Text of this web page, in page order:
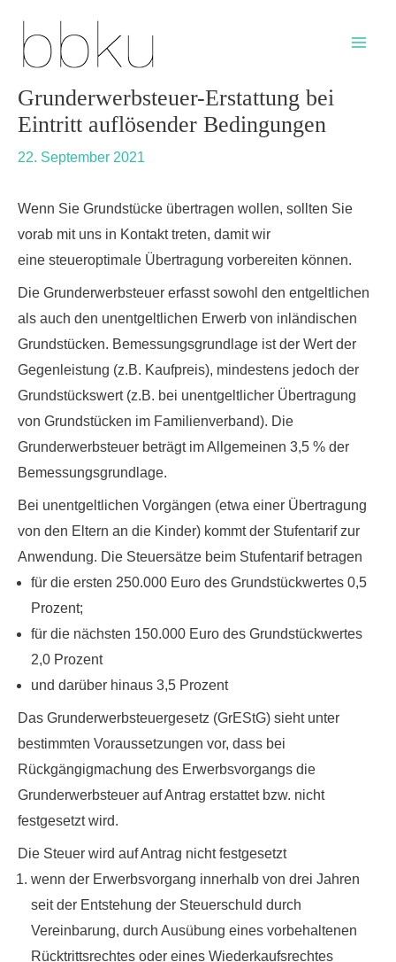
content
Grunderwerbsteuer-Erstattung bei
Eintritt auflösender Bedingungen
22. September 2021
Wenn Sie Grundstücke übertragen wollen, sollten Sie
vorab mit uns in Kontakt treten, damit wir
eine steueroptimale Übertragung vorbereiten können.
Die Grunderwerbsteuer erfasst sowohl den entgeltlichen
als auch den unentgeltlichen Erwerb von inländischen
Grundstücken. Bemessungsgrundlage ist der Wert der
Gegenleistung (z.B. Kaufpreis), mindestens jedoch der
Grundstückswert (z.B. bei unentgeltlicher Übertragung
von Grundstücken im Familienverband). Die
Grunderwerbsteuer beträgt im Allgemeinen 3,5 % der
Bemessungsgrundlage.
Bei unentgeltlichen Vorgängen (etwa einer Übertragung
von den Eltern an die Kinder) kommt der Stufentarif zur
Anwendung. Die Steuersätze beim Stufentarif betragen
für die ersten 250.000 Euro des Grundstückwertes 0,5
Prozent;
für die nächsten 150.000 Euro des Grundstückwertes
2,0 Prozent
und darüber hinaus 3,5 Prozent
Das Grunderwerbsteuergesetz (GrEStG) sieht unter
bestimmten Voraussetzungen vor, dass bei
Rückgängigmachung des Erwerbsvorgangs die
Grunderwerbsteuer auf Antrag erstattet bzw. nicht
festgesetztwird.
Die Steuer wird auf Antrag nicht festgesetzt
wenn der Erwerbsvorgang innerhalb von drei Jahren
seit der Entstehung der Steuerschuld durch
Vereinbarung, durch Ausübung eines vorbehaltenen
Rücktrittsrechtes oder eines Wiederkaufsrechtes
navigation